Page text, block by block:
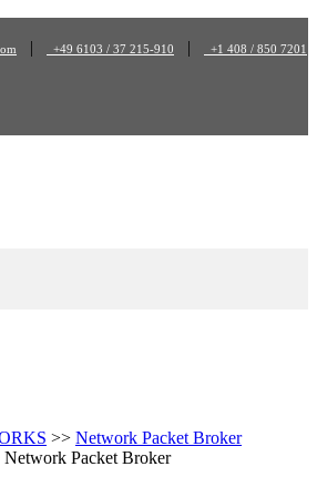
| +49 6103 / 37 215-910 | +1 408 / 850 7201
>> Network Packet Broker
Network Packet Broker